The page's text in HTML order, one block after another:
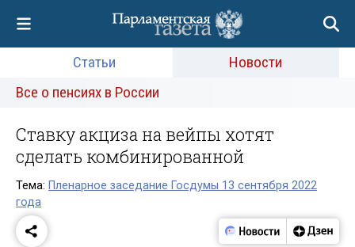
Статьи
Новости
Все о пенсиях в России
Ставку акциза на вейпы хотят
сделать комбинированной
Тема: Пленарное заседание Госдумы 13 сентября 2022
года